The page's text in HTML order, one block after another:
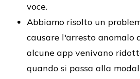
voce.
Abbiamo risolto un
causare l'arresto anomalo
alcune app venivano
quando si passa alla